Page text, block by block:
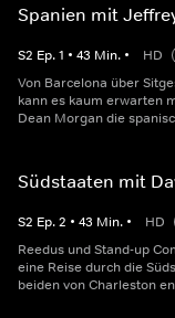
Spanien mit
S2 Ep.1 • 43 Min. • HD
Von Barcelona über
kann es kaum erwarten
Dean Morgan die
Südstaaten mit
S2 Ep.2 • 43 Min. • HD
Reedus und Stand-up
eine Reise durch die
beiden von Charleston